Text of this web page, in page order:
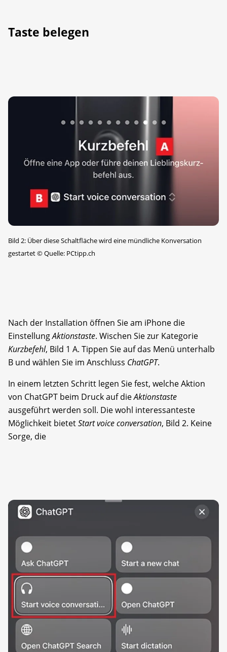
Taste belegen
Bild 2: Über diese Schaltfläche wird eine mündliche Konversation
gestartet©Quelle: PCtipp.ch
Nach der Installation öffnen Sie am iPhone die
EinstellungAktionstaste. Wischen Sie zur Kategorie
Kurzbefehl, Bild 1 A. Tippen Sie auf das Menü unterhalb
B und wählen Sie im Anschluss ChatGPT.
In einem letzten Schritt legen Sie fest, welche Aktion
von ChatGPT beim Druck auf dieAktionstaste
ausgeführt werden soll. Die wohl interessanteste
Möglichkeit bietetStart voice conversation, Bild 2. Keine
Sorge, die